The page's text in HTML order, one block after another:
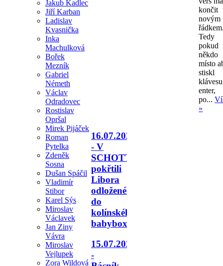
Jakub Kadlec
Jiří Karban
Ladislav
Kvasnička
Inka
Machulková
Bořek
Mezník
Gabriel
Németh
Václav
Odradovec
Rostislav
Opršal
Mirek Pijáček
Roman
Pytelka
Zdeněk
Sosna
Dušan Spáčil
Vladimír
Stibor
Karel Sýs
Miroslav
Václavek
Jan Ziny
Vávra
Miroslav
Vejlupek
Zora Wildová
končit
novým
Tedy
pokud
někdo
místo
stiskl
klávesu
enter,
po...
»
16.07.2026
- V
SCHOTTU
pokřtili
Libora
odloženého
do
kolínského
babyboxu.
15.07.2026
-